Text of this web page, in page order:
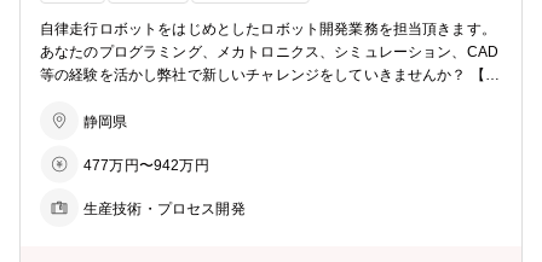
自律走行ロボットをはじめとしたロボット開発業務を担当頂きます。
あなたのプログラミング、メカトロニクス、シミュレーション、CAD
等の経験を活かし弊社で新しいチャレンジをしていきませんか？ 【こ
て、AIやロボティックス技術など最新技術を実証・実装の現場で磨き
静岡県
477万円〜942万円
生産技術・プロセス開発